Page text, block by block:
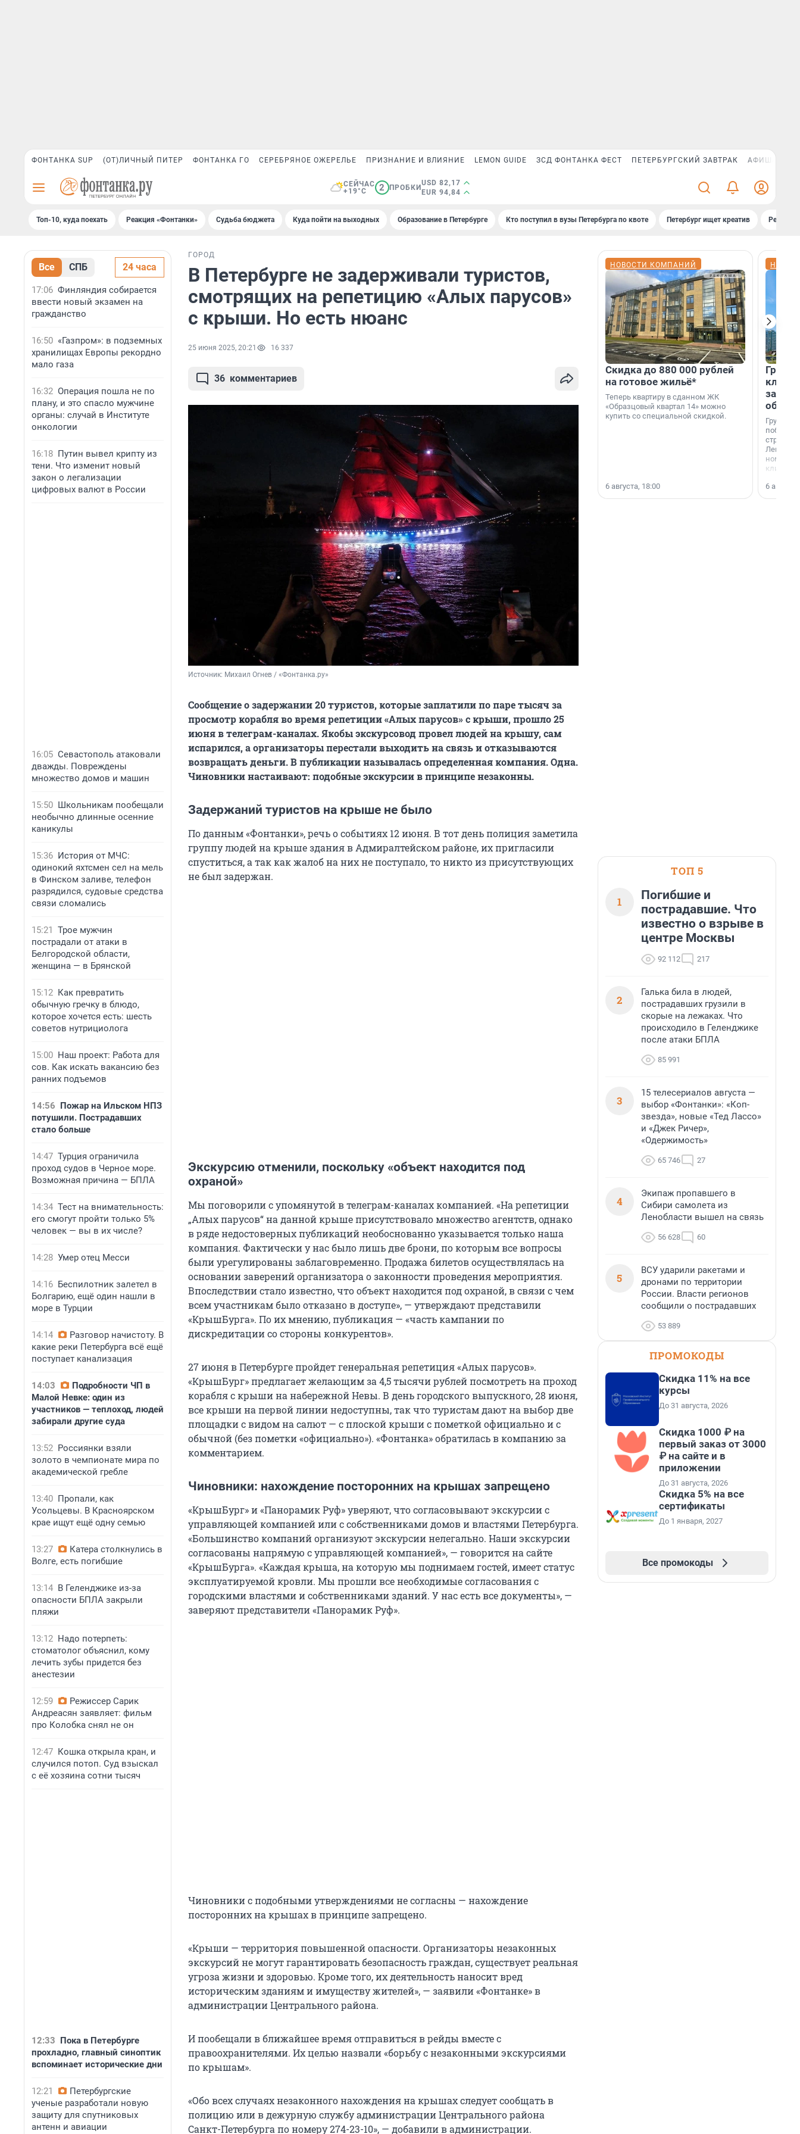
ФОНТАНКА SUP (ОТ)ЛИЧНЫЙ ПИТЕР ФОНТАНКА ГО СЕРЕБРЯНОЕ ОЖЕРЕЛЬЕ ПРИЗНАНИЕ И ВЛИЯНИЕ LEMON GUIDE ЗСД ФОНТАНКА ФЕСТ ПЕТЕРБУРГСКИЙ ЗАВТРАК АФИША PLUS
СЕЙЧАС
+19°C
2 ПРОБКИ
USD 82,17
EUR 94,84
Топ-10, куда поехать Реакция «Фонтанки» Судьба бюджета Куда пойти на выходных Образование в Петербурге Кто поступил в вузы Петербурга по квоте Петербург ищет креатив
Все СПБ 24 часа
17:06 Финляндия собирается
ввести новый экзамен на
гражданство
16:50 «Газпром»: в подземных
хранилищах Европы рекордно
мало газа
16:32 Операция пошла не по
плану, и это спасло мужчине
органы: случай в Институте
онкологии
16:18 Путин вывел крипту из
тени. Что изменит новый
закон о легализации
цифровых валют в России
16:05 Севастополь атаковали
дважды. Повреждены
множество домов и машин
15:50 Школьникам пообещали
необычно длинные осенние
каникулы
15:36 История от МЧС:
одинокий яхтсмен сел на мель
в Финском заливе, телефон
разрядился, судовые средства
связи сломались
15:21 Трое мужчин
пострадали от атаки в
Белгородской области,
женщина — в Брянской
15:12 Как превратить
обычную гречку в блюдо,
которое хочется есть: шесть
советов нутрициолога
15:00 Наш проект: Работа для
сов. Как искать вакансию без
ранних подъемов
14:56 Пожар на Ильском НПЗ
потушили. Пострадавших
стало больше
14:47 Турция ограничила
проход судов в Черное море.
Возможная причина — БПЛА
14:34 Тест на внимательность:
его смогут пройти только 5%
человек — вы в их числе?
14:28 Умер отец Месси
14:16 Беспилотник залетел в
Болгарию, ещё один нашли в
море в Турции
14:14
Разговор начистоту. В
какие реки Петербурга всё ещё
поступает канализация
14:03
Подробности ЧП в
Малой Невке: один из
участников — теплоход, людей
забирали другие суда
13:52 Россиянки взяли
золото в чемпионате мира по
академической гребле
13:40 Пропали, как
Усольцевы. В Красноярском
крае ищут ещё одну семью
13:27
Катера столкнулись в
Волге, есть погибшие
13:14 В Геленджике из-за
опасности БПЛА закрыли
пляжи
13:12 Надо потерпеть:
стоматолог объяснил, кому
лечить зубы придется без
анестезии
12:59
Режиссер Сарик
Андреасян заявляет: фильм
про Колобка снял не он
12:47 Кошка открыла кран, и
случился потоп. Суд взыскал
с её хозяина сотни тысяч
12:33 Пока в Петербурге
прохладно, главный синоптик
вспоминает исторические дни
12:21
Петербургские
ученые разработали новую
защиту для спутниковых
антенн и авиации
ГОРОД
В Петербурге не задерживали туристов,
смотрящих на репетицию «Алых парусов»
с крыши. Но есть нюанс
25 июня 2025, 20:21 16 337
36 комментариев
Источник: Михаил Огнев / «Фонтанка.ру»
Сообщение о задержании 20 туристов, которые заплатили по паре тысяч за
просмотр корабля во время репетиции «Алых парусов» с крыши, прошло 25
июня в телеграм-каналах. Якобы экскурсовод провел людей на крышу, сам
испарился, а организаторы перестали выходить на связь и отказываются
возвращать деньги. В публикации называлась определенная компания. Одна.
Чиновники настаивают: подобные экскурсии в принципе незаконны.
Задержаний туристов на крыше не было
По данным «Фонтанки», речь о событиях 12 июня. В тот день полиция заметила
группу людей на крыше здания в Адмиралтейском районе, их пригласили
спуститься, а так как жалоб на них не поступало, то никто из присутствующих
не был задержан.
Экскурсию отменили, поскольку «объект находится под
охраной»
Мы поговорили с упомянутой в телеграм-каналах компанией. «На репетиции
„Алых парусов“ на данной крыше присутствовало множество агентств, однако
в ряде недостоверных публикаций необоснованно указывается только наша
компания. Фактически у нас было лишь две брони, по которым все вопросы
были урегулированы заблаговременно. Продажа билетов осуществлялась на
основании заверений организатора о законности проведения мероприятия.
Впоследствии стало известно, что объект находится под охраной, в связи с чем
всем участникам было отказано в доступе», — утверждают представили
«КрышБурга». По их мнению, публикация — «часть кампании по
дискредитации со стороны конкурентов».
27 июня в Петербурге пройдет генеральная репетиция «Алых парусов».
«КрышБург» предлагает желающим за 4,5 тысячи рублей посмотреть на проход
корабля с крыши на набережной Невы. В день городского выпускного, 28 июня,
все крыши на первой линии недоступны, так что туристам дают на выбор две
площадки с видом на салют — с плоской крыши с пометкой официально и с
обычной (без пометки «официально»). «Фонтанка» обратилась в компанию за
комментарием.
Чиновники: нахождение посторонних на крышах запрещено
«КрышБург» и «Панорамик Руф» уверяют, что согласовывают экскурсии с
управляющей компанией или с собственниками домов и властями Петербурга.
«Большинство компаний организуют экскурсии нелегально. Наши экскурсии
согласованы напрямую с управляющей компанией», — говорится на сайте
«КрышБурга». «Каждая крыша, на которую мы поднимаем гостей, имеет статус
эксплуатируемой кровли. Мы прошли все необходимые согласования с
городскими властями и собственниками зданий. У нас есть все документы», —
заверяют представители «Панорамик Руф».
Чиновники с подобными утверждениями не согласны — нахождение
посторонних на крышах в принципе запрещено.
«Крыши — территория повышенной опасности. Организаторы незаконных
экскурсий не могут гарантировать безопасность граждан, существует реальная
угроза жизни и здоровью. Кроме того, их деятельность наносит вред
историческим зданиям и имуществу жителей», — заявили «Фонтанке» в
администрации Центрального района.
И пообещали в ближайшее время отправиться в рейды вместе с
правоохранителями. Их целью назвали «борьбу с незаконными экскурсиями
по крышам».
«Обо всех случаях незаконного нахождения на крышах следует сообщать в
полицию или в дежурную службу администрации Центрального района
Санкт-Петербурга по номеру 274-23-10», — добавили в администрации.
НОВОСТИ КОМПАНИЙ
Скидка до 880 000 рублей
на готовое жильё*
Теперь квартиру в сданном ЖК
«Образцовый квартал 14» можно
купить со специальной скидкой.
6 августа, 18:00
Группа
области».
6
ТОП 5
1
Погибшие и
пострадавшие. Что
известно о взрыве в
центре Москвы
92 112 217
2
Галька била в людей,
пострадавших грузили в
скорые на лежаках. Что
происходило в Геленджике
после атаки БПЛА
85 991
3
15 телесериалов августа —
выбор «Фонтанки»: «Коп-
звезда», новые «Тед Лассо»
и «Джек Ричер»,
«Одержимость»
65 746 27
4
Экипаж пропавшего в
Сибири самолета из
Ленобласти вышел на связь
56 628 60
5
ВСУ ударили ракетами и
дронами по территории
России. Власти регионов
сообщили о пострадавших
53 889
ПРОМОКОДЫ
Скидка 11% на все
курсы
До 31 августа, 2026
Скидка 1000 ₽ на
первый заказ от 3000
₽ на сайте и в
приложении
До 31 августа, 2026
Скидка 5% на все
сертификаты
До 1 января, 2027
Все промокоды